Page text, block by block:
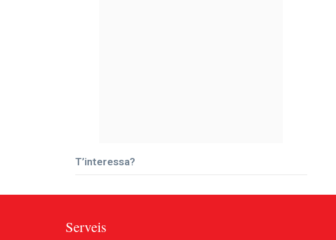
T’interessa?
Serveis